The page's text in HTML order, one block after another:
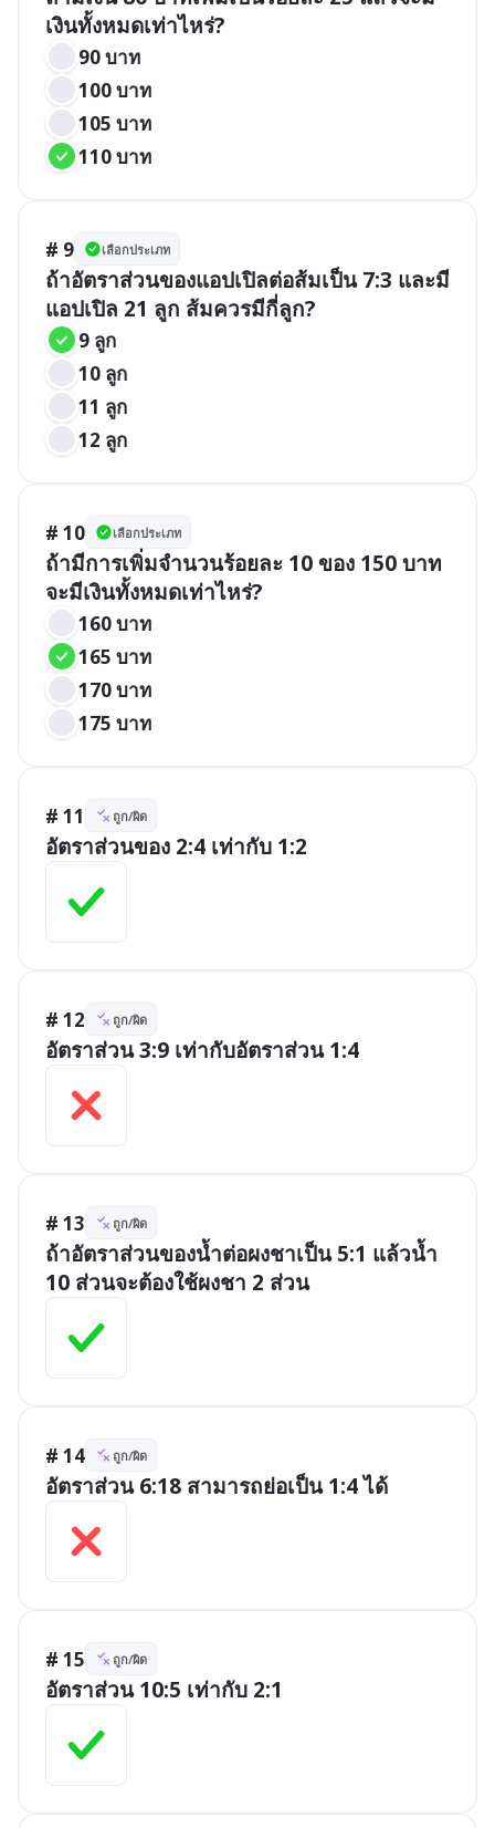
เงินทั้งหมดเท่าไหร่?
90 บาท
100 บาท
105 บาท
110 บาท
# 9 เลือกประเภท
ถ้าอัตราส่วนของแอปเปิลต่อส้มเป็น 7:3 และมี
แอปเปิล 21 ลูก ส้มควรมีกี่ลูก?
9 ลูก
10 ลูก
11 ลูก
12 ลูก
# 10 เลือกประเภท
ถ้ามีการเพิ่มจำนวนร้อยละ 10 ของ 150 บาท
จะมีเงินทั้งหมดเท่าไหร่?
160 บาท
165 บาท
170 บาท
175 บาท
# 11 ถูก/ผิด
อัตราส่วนของ 2:4 เท่ากับ 1:2
# 12 ถูก/ผิด
อัตราส่วน 3:9 เท่ากับอัตราส่วน 1:4
# 13 ถูก/ผิด
ถ้าอัตราส่วนของน้ำต่อผงชาเป็น 5:1 แล้วน้ำ
10 ส่วนจะต้องใช้ผงชา 2 ส่วน
# 14 ถูก/ผิด
อัตราส่วน 6:18 สามารถย่อเป็น 1:4 ได้
# 15 ถูก/ผิด
อัตราส่วน 10:5 เท่ากับ 2:1